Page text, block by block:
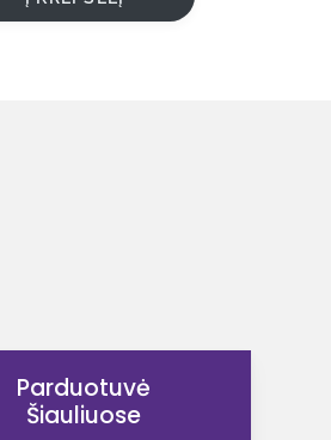
Parduotuvė
Šiauliuose